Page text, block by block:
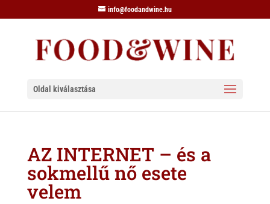
info@foodandwine.hu
Oldal kiválasztása
AZ INTERNET – és a
sokmellű nő esete
velem